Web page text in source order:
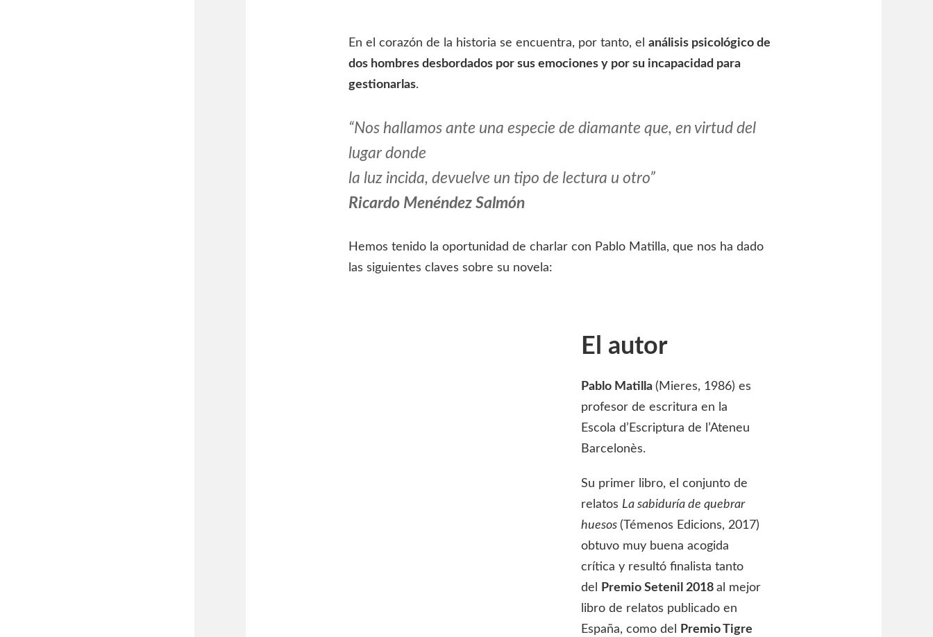
En el corazón de la historia se encuentra, por tanto, el análisis psicológico de
dos hombres desbordados por sus emociones y por su incapacidad para
gestionarlas.
“Nos hallamos ante una especie de diamante que, en virtud del
lugar donde
la luz incida, devuelve un tipo de lectura u otro”
Ricardo Menéndez Salmón
Hemos tenido la oportunidad de charlar con Pablo Matilla, que nos ha dado
las siguientes claves sobre su novela:
El autor
Pablo Matilla (Mieres, 1986) es
profesor de escritura en la
Escola d’Escriptura de l’Ateneu
Barcelonès.
Su primer libro, el conjunto de
relatos La sabiduría de quebrar
huesos (Témenos Edicions, 2017)
obtuvo muy buena acogida
crítica y resultó finalista tanto
del
Premio Setenil 2018 al mejor
libro de relatos publicado en
España, como del
Premio Tigre